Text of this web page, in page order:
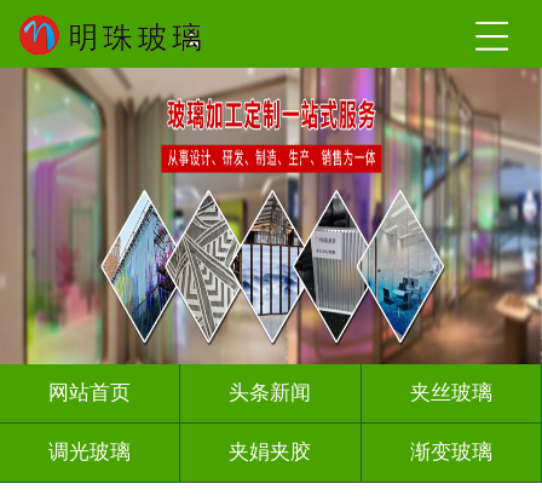
网站首页 头条新闻 夹丝玻璃
调光玻璃 夹娟夹胶 渐变玻璃